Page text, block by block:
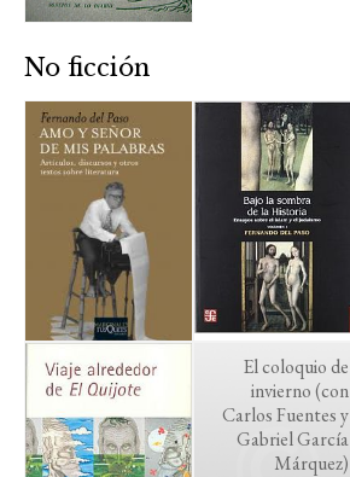
No ficción
El coloquio de
invierno (con
Carlos Fuentes y
Gabriel García
Márquez)